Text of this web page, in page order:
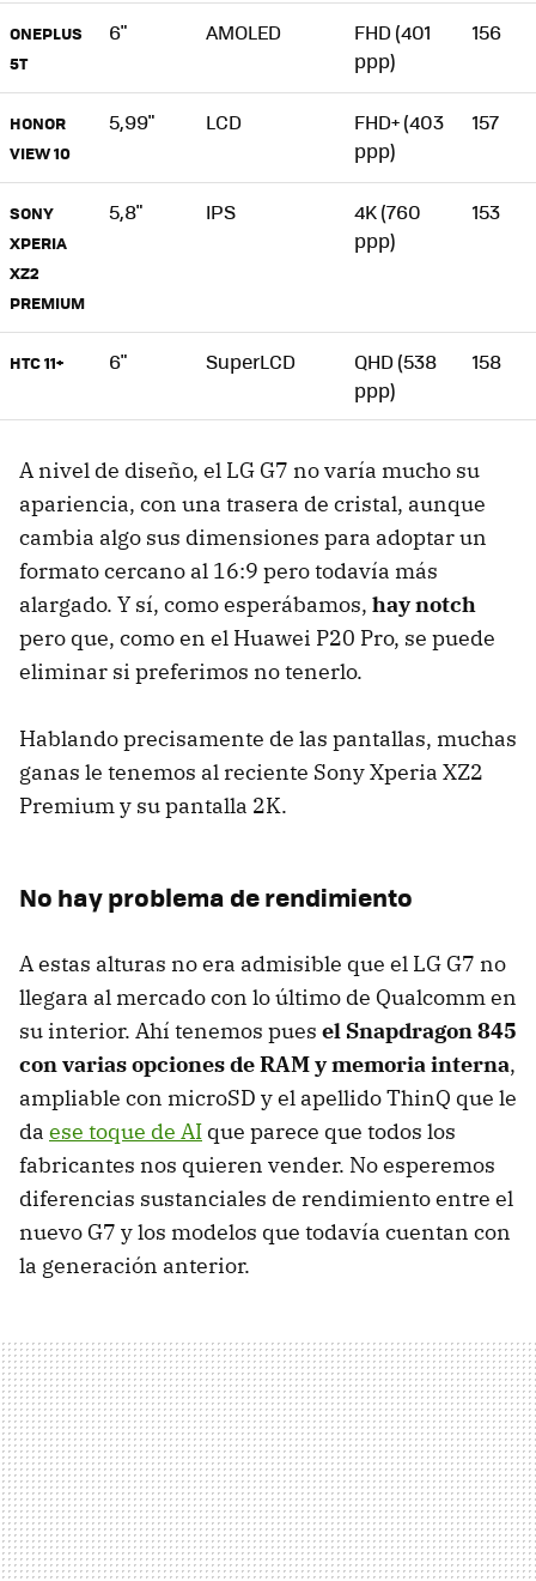
ONEPLUS
5T
6" AMOLED
FHD (401
ppp)
156
HONOR
VIEW 10
5,99" LCD
FHD+ (403
ppp)
157
SONY
XPERIA
XZ2
PREMIUM
5,8" IPS
4K (760
ppp)
153
HTC 11+ 6" SuperLCD
QHD (538
ppp)
158
A nivel de diseño, el LG G7 no varía mucho su
apariencia, con una trasera de cristal, aunque
cambia algo sus dimensiones para adoptar un
formato cercano al 16:9 pero todavía más
alargado. Y sí, como esperábamos, hay notch
pero que, como en el Huawei P20 Pro, se puede
eliminar si preferimos no tenerlo.
Hablando precisamente de las pantallas, muchas
ganas le tenemos al reciente Sony Xperia XZ2
Premium y su pantalla 2K.
No hay problema de rendimiento
A estas alturas no era admisible que el LG G7 no
llegara al mercado con lo último de Qualcomm en
su interior. Ahí tenemos pues el Snapdragon 845
con varias opciones de RAM y memoria interna,
ampliable con microSD y el apellido ThinQ que le
da ese toque de AI que parece que todos los
fabricantes nos quieren vender. No esperemos
diferencias sustanciales de rendimiento entre el
nuevo G7 y los modelos que todavía cuentan con
la generación anterior.